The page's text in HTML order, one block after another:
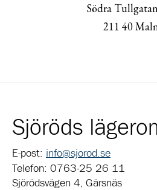
Södra
211 40
Sjöröds
E-post: info@sjorod.se
Telefon: 0763-25 26 11
Sjörödsvägen 4, Gärsnäs